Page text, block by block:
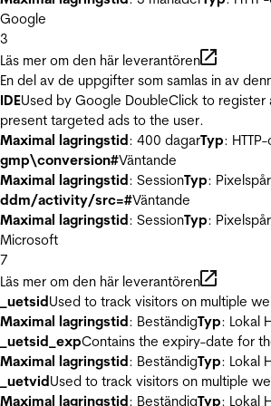
Google
3
Läs mer om den här leverantören
En del av de uppgifter som samlas in av
IDEUsed by Google DoubleClick to
present targeted ads to the user.
Maximal lagringstid: 400 dagarTyp:
gmp\conversion#Väntande
Maximal lagringstid: SessionTyp:
ddm/activity/src=#Väntande
Maximal lagringstid: SessionTyp:
Microsoft
7
Läs mer om den här leverantören
_uetsidUsed to track visitors on multiple
Maximal lagringstid: BeständigTyp: Lokal
_uetsid_expContains the expiry-date for
Maximal lagringstid: BeständigTyp: Lokal
_uetvidUsed to track visitors on multiple
Maximal lagringstid: BeständigTyp: Lokal